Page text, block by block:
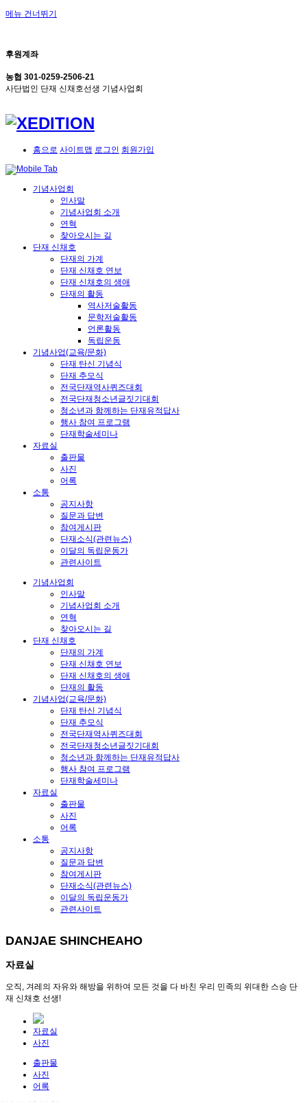
메뉴 건너뛰기
후원계좌
농협 301-0259-2506-21
사단법인 단재 신채호선생 기념사업회
홈으로 사이트맵 로그인 회원가입
기념사업회
인사말
기념사업회 소개
연혁
찾아오시는 길
단재 신채호
단재의 가계
단재 신채호 연보
단재 신채호의 생애
단재의 활동
역사저술활동
문학저술활동
언론활동
독립운동
기념사업(교육/문화)
단재 탄신 기념식
단재 추모식
전국단재역사퀴즈대회
전국단재청소년글짓기대회
청소년과 함께하는 단재유적답사
행사 참여 프로그램
단재학술세미나
자료실
출판물
사진
어록
소통
공지사항
질문과 답변
참여게시판
단재소식(관련뉴스)
이달의 독립운동가
관련사이트
기념사업회
인사말
기념사업회 소개
연혁
찾아오시는 길
단재 신채호
단재의 가계
단재 신채호 연보
단재 신채호의 생애
단재의 활동
기념사업(교육/문화)
단재 탄신 기념식
단재 추모식
전국단재역사퀴즈대회
전국단재청소년글짓기대회
청소년과 함께하는 단재유적답사
행사 참여 프로그램
단재학술세미나
자료실
출판물
사진
어록
소통
공지사항
질문과 답변
참여게시판
단재소식(관련뉴스)
이달의 독립운동가
관련사이트
DANJAE SHINCHEAHO
자료실
오직, 겨레의 자유와 해방을 위하여 모든 것을 다 바친 우리 민족의 위대한 스승 단
재 신채호 선생!
자료실
사진
출판물
사진
어록